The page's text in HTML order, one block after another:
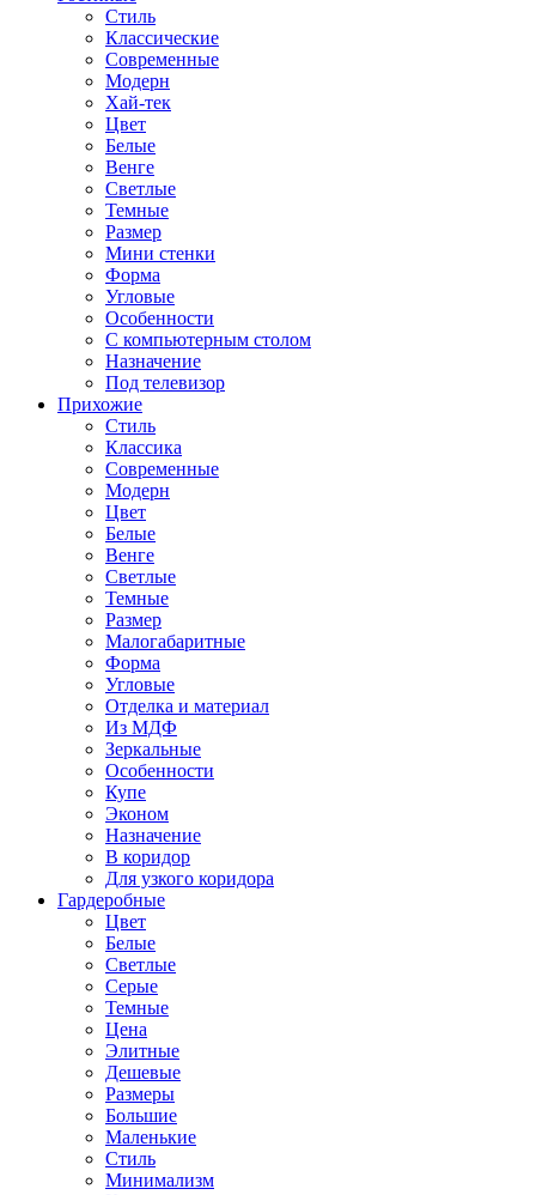
Стиль
Классические
Современные
Модерн
Хай-тек
Цвет
Белые
Венге
Светлые
Темные
Размер
Мини стенки
Форма
Угловые
Особенности
С компьютерным столом
Назначение
Под телевизор
Прихожие
Стиль
Классика
Современные
Модерн
Цвет
Белые
Венге
Светлые
Темные
Размер
Малогабаритные
Форма
Угловые
Отделка и материал
Из МДФ
Зеркальные
Особенности
Купе
Эконом
Назначение
В коридор
Для узкого коридора
Гардеробные
Цвет
Белые
Светлые
Серые
Темные
Цена
Элитные
Дешевые
Размеры
Большие
Маленькие
Стиль
Минимализм